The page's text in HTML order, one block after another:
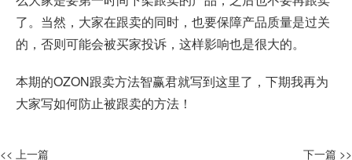
了。当然，大家在跟卖的同时，也要保障产品质量是过关
的，否则可能会被买家投诉，这样影响也是很大的。
本期的OZON跟卖方法智赢君就写到这里了，下期我再为
大家写如何防止被跟卖的方法！
<< 上一篇 下一篇 >>